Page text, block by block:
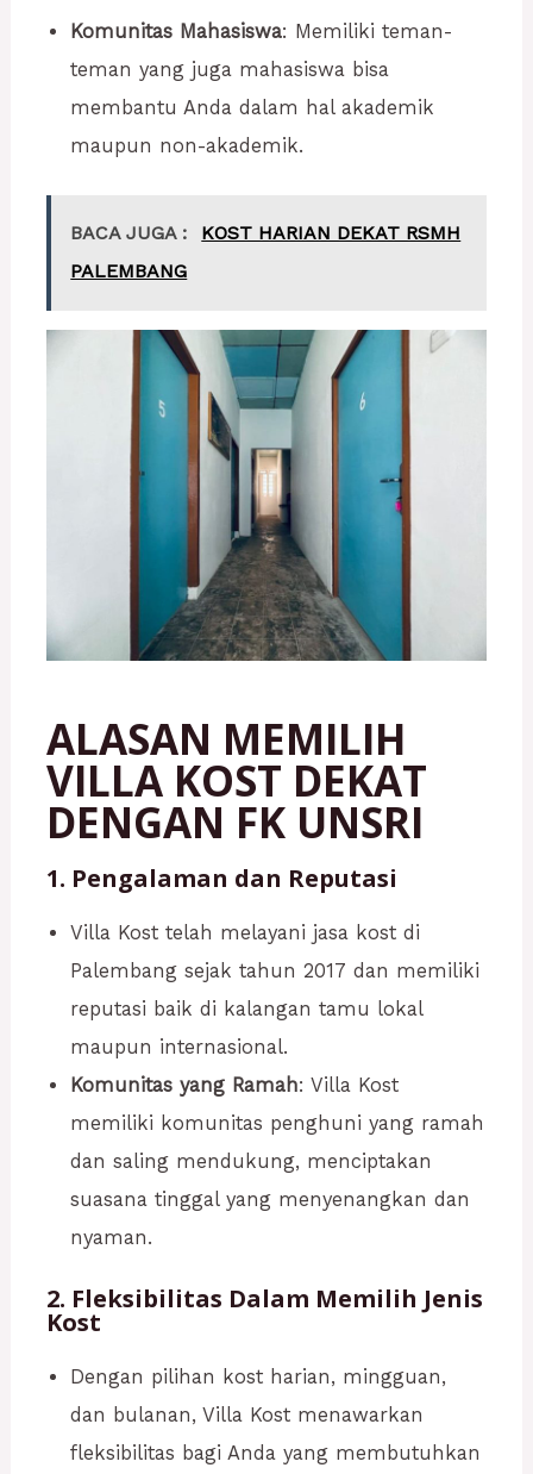
Komunitas Mahasiswa: Memiliki teman-
teman yang juga mahasiswa bisa
membantu Anda dalam hal akademik
maupun non-akademik.
BACA JUGA :
KOST HARIAN DEKAT RSMH
PALEMBANG
ALASAN MEMILIH
VILLA KOST DEKAT
DENGAN FK UNSRI
1. Pengalaman dan Reputasi
Villa Kost telah melayani jasa kost di
Palembang sejak tahun 2017 dan memiliki
reputasi baik di kalangan tamu lokal
maupun internasional.
Komunitas yang Ramah: Villa Kost
memiliki komunitas penghuni yang ramah
dan saling mendukung, menciptakan
suasana tinggal yang menyenangkan dan
nyaman.
2. Fleksibilitas Dalam Memilih Jenis
Kost
Dengan pilihan kost harian, mingguan,
dan bulanan, Villa Kost menawarkan
fleksibilitas bagi Anda yang membutuhkan